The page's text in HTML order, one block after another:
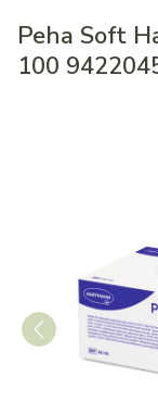
Peha Soft
100